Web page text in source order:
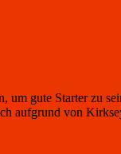
um gute Starter zu
aufgrund von